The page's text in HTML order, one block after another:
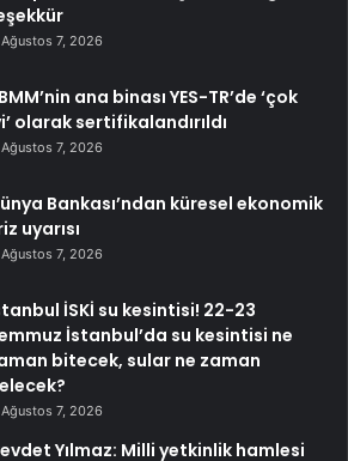
Ağustos 7, 2026
ana binası YES-TR’de ‘çok
olarak sertifikalandırıldı
Ağustos 7, 2026
Bankası’ndan küresel ekonomik
uyarısı
Ağustos 7, 2026
İSKİ su kesintisi! 22-23
İstanbul’da su kesintisi ne
bitecek, sular ne zaman
Ağustos 7, 2026
Yılmaz: Milli yetkinlik hamlesi